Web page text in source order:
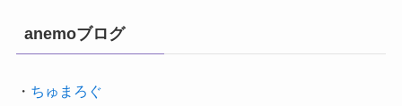
anemoブログ
・ ちゅまろぐ